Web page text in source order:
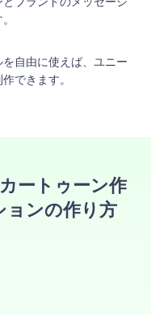
自由に使えば、ユニー
できます。
ートゥーン作
ョンの作り方